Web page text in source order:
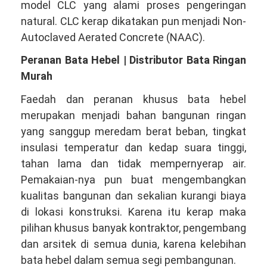
model CLC yang alami proses pengeringan
natural. CLC kerap dikatakan pun menjadi Non-
Autoclaved Aerated Concrete (NAAC).
Peranan Bata Hebel | Distributor Bata Ringan
Murah
Faedah dan peranan khusus bata hebel
merupakan menjadi bahan bangunan ringan
yang sanggup meredam berat beban, tingkat
insulasi temperatur dan kedap suara tinggi,
tahan lama dan tidak mempernyerap air.
Pemakaian-nya pun buat mengembangkan
kualitas bangunan dan sekalian kurangi biaya
di lokasi konstruksi. Karena itu kerap maka
pilihan khusus banyak kontraktor, pengembang
dan arsitek di semua dunia, karena kelebihan
bata hebel dalam semua segi pembangunan.